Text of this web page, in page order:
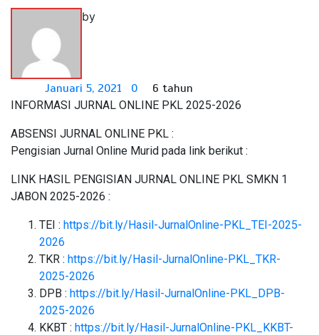
by
Januari 5, 2021 0 6 tahun
INFORMASI JURNAL ONLINE PKL 2025-2026
ABSENSI JURNAL ONLINE PKL :
Pengisian Jurnal Online Murid pada link berikut :
LINK HASIL PENGISIAN JURNAL ONLINE PKL SMKN 1
JABON 2025-2026 :
TEI : https://bit.ly/Hasil-JurnalOnline-PKL_TEI-2025-
2026
TKR : https://bit.ly/Hasil-JurnalOnline-PKL_TKR-
2025-2026
DPB : https://bit.ly/Hasil-JurnalOnline-PKL_DPB-
2025-2026
KKBT : https://bit.ly/Hasil-JurnalOnline-PKL_KKBT-